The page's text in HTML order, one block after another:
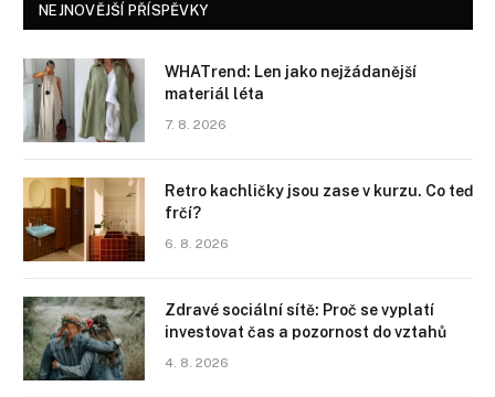
NEJNOVĚJŠÍ PŘÍSPĚVKY
WHATrend: Len jako nejžádanější
materiál léta
7. 8. 2026
Retro kachličky jsou zase v kurzu. Co teď
frčí?
6. 8. 2026
Zdravé sociální sítě: Proč se vyplatí
investovat čas a pozornost do vztahů
4. 8. 2026